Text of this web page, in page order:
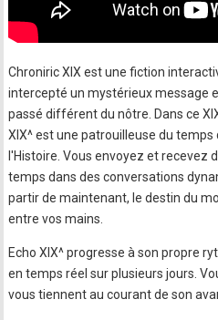
Chroniric XIX est une fiction
intercepté un mystérieux message
passé différent du nôtre. Dans ce
XIX^ est une patrouilleuse du
l'Histoire. Vous envoyez et recevez
temps dans des conversations
partir de maintenant, le destin du
entre vos mains.
Echo XIX^ progresse à son propre
en temps réel sur plusieurs jours.
vous tiennent au courant de son